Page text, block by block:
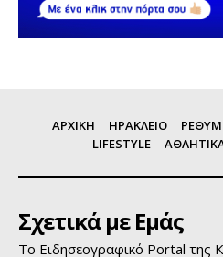
ΑΡΧΙΚΗ ΗΡΑΚΛΕΙΟ
LIFESTYLE
Σχετικά με Εμάς
Το Ειδησεογραφικό Portal της